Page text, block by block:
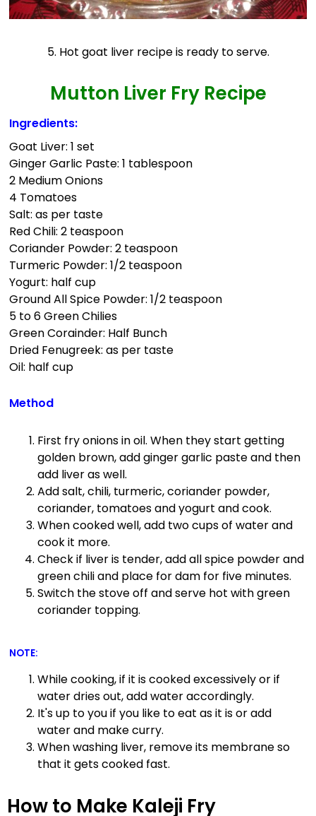
5. Hot goat liver recipe is ready to serve.
Mutton Liver Fry Recipe
Ingredients:
Goat Liver: 1 set
Ginger Garlic Paste: 1 tablespoon
2 Medium Onions
4 Tomatoes
Salt: as per taste
Red Chili: 2 teaspoon
Coriander Powder: 2 teaspoon
Turmeric Powder: 1/2 teaspoon
Yogurt: half cup
Ground All Spice Powder: 1/2 teaspoon
5 to 6 Green Chilies
Green Corainder: Half Bunch
Dried Fenugreek: as per taste
Oil: half cup
Method
First fry onions in oil. When they start getting
golden brown, add ginger garlic paste and then
add liver as well.
Add salt, chili, turmeric, coriander powder,
coriander, tomatoes and yogurt and cook.
When cooked well, add two cups of water and
cook it more.
Check if liver is tender, add all spice powder and
green chili and place for dam for five minutes.
Switch the stove off and serve hot with green
coriander topping.
NOTE:
While cooking, if it is cooked excessively or if
water dries out, add water accordingly.
It's up to you if you like to eat as it is or add
water and make curry.
When washing liver, remove its membrane so
that it gets cooked fast.
How to Make Kaleji Fry